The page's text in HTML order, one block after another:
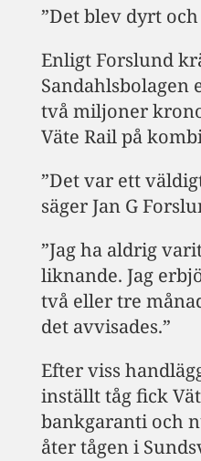
”Det blev dyrt
Enligt Forslund
Sandahlsbolagen
två miljoner
Väte Rail på
”Det var ett
säger Jan G
”Jag ha aldrig
liknande. Jag
två eller tre
det avvisades.”
Efter viss
inställt tåg fick
bankgaranti och
åter tågen i